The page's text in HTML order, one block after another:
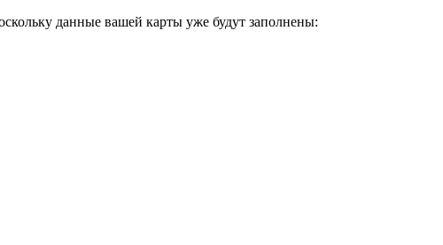
данные вашей карты уже будут заполнены: